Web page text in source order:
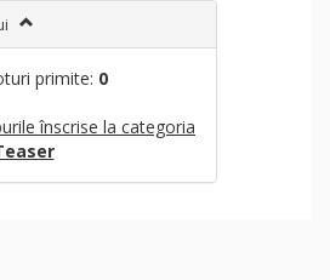
primite: 0
înscrise la categoria